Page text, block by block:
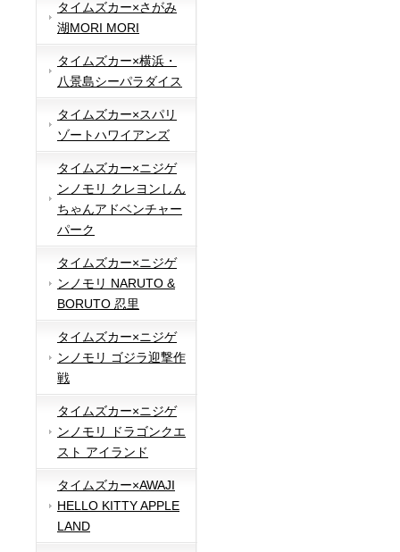
タイムズカー×さがみ
湖MORI MORI
タイムズカー×横浜・
八景島シーパラダイス
タイムズカー×スパリ
ゾートハワイアンズ
タイムズカー×ニジゲ
ンノモリ クレヨンしん
ちゃんアドベンチャー
パーク
タイムズカー×ニジゲ
ンノモリ NARUTO &
BORUTO 忍里
タイムズカー×ニジゲ
ンノモリ ゴジラ迎撃作
戦
タイムズカー×ニジゲ
ンノモリ ドラゴンクエ
スト アイランド
タイムズカー×AWAJI
HELLO KITTY APPLE
LAND